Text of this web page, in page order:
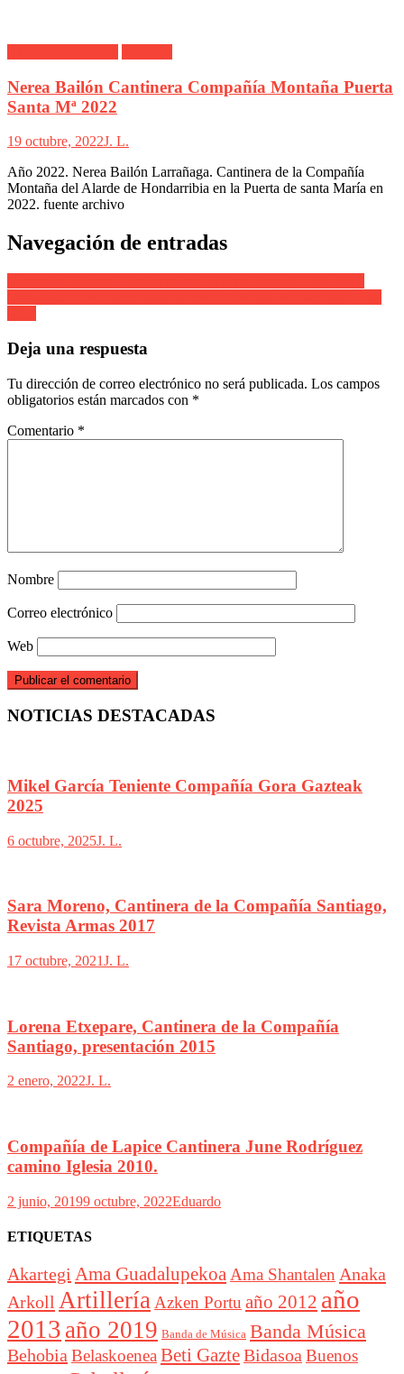
Nerea Bailón Cantinera Compañía Montaña Puerta
Santa Mª 2022
19 octubre, 2022J. L.
Año 2022. Nerea Bailón Larrañaga. Cantinera de la Compañía
Montaña del Alarde de Hondarribia en la Puerta de santa María en
2022. fuente archivo
Navegación de entradas
Deja una respuesta
Tu dirección de correo electrónico no será publicada. Los campos
obligatorios están marcados con *
Comentario *
Nombre
Correo electrónico
Web
NOTICIAS DESTACADAS
Mikel García Teniente Compañía Gora Gazteak
2025
6 octubre, 2025J. L.
Sara Moreno, Cantinera de la Compañía Santiago,
Revista Armas 2017
17 octubre, 2021J. L.
Lorena Etxepare, Cantinera de la Compañía
Santiago, presentación 2015
2 enero, 2022J. L.
Compañía de Lapice Cantinera June Rodríguez
camino Iglesia 2010.
2 junio, 20199 octubre, 2022Eduardo
ETIQUETAS
Akartegi Ama GuadalupekoaAma Shantalen Anaka
Arkoll ArtilleríaAzken Portu año 2012 año
2013 año 2019 Banda de Música Banda Música
BehobiaBelaskoeneaBeti GazteBidasoaBuenos